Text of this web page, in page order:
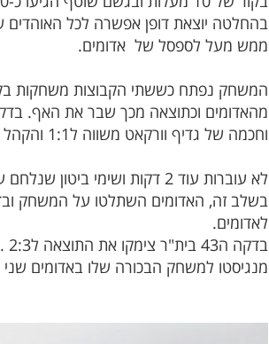
בהחלטה יוצאת דופן אפשרה לכל האוהדים
ממש מעל לספסל של אדומים.
וחכמה של גדיף וורקאט משווה ל1:1 והקהל האדום באוויר.
לאדומים.
מנגיסטו למשחק הבכורה שלו באדומים שני